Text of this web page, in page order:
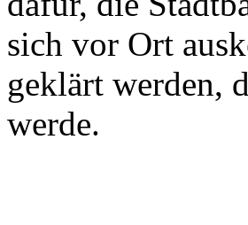
sich vor Ort
geklärt werden,
werde.